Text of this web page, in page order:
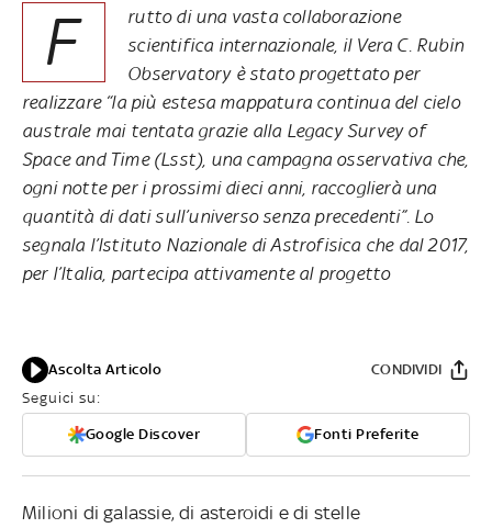
F
rutto di una vasta collaborazione
scientifica internazionale, il Vera C. Rubin
Observatory è stato progettato per
realizzare “la più estesa mappatura continua del cielo
australe mai tentata grazie alla Legacy Survey of
Space and Time (Lsst), una campagna osservativa che,
ogni notte per i prossimi dieci anni, raccoglierà una
quantità di dati sull’universo senza precedenti”. Lo
segnala l’Istituto Nazionale di Astrofisica che dal 2017,
per l’Italia, partecipa attivamente al progetto
Ascolta Articolo
Seguici su:
Google Discover Fonti Preferite
CONDIVIDI
Milioni di galassie, di asteroidi e di stelle